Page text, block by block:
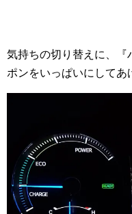
気持ちの切り替えに、『
ポンをいっぱいにしてあ